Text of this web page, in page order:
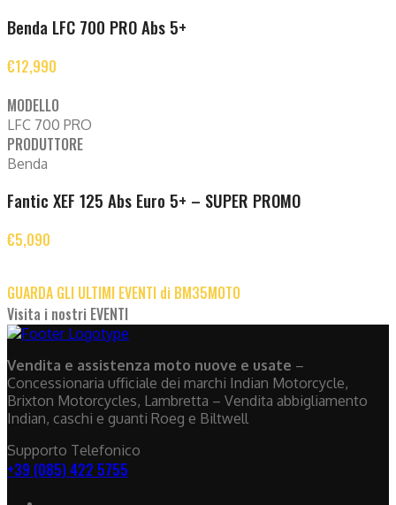
Benda LFC 700 PRO Abs 5+
€12,990
MODELLO
LFC 700 PRO
PRODUTTORE
Benda
Fantic XEF 125 Abs Euro 5+ – SUPER PROMO
€5,090
GUARDA GLI ULTIMI EVENTI di BM35MOTO
Visita i nostri EVENTI
Vendita e assistenza moto nuove e usate –
Concessionaria ufficiale dei marchi Indian Motorcycle,
Brixton Motorcycles, Lambretta – Vendita abbigliamento
Indian, caschi e guanti Roeg e Biltwell
Supporto Telefonico
+39 (085) 422 5755